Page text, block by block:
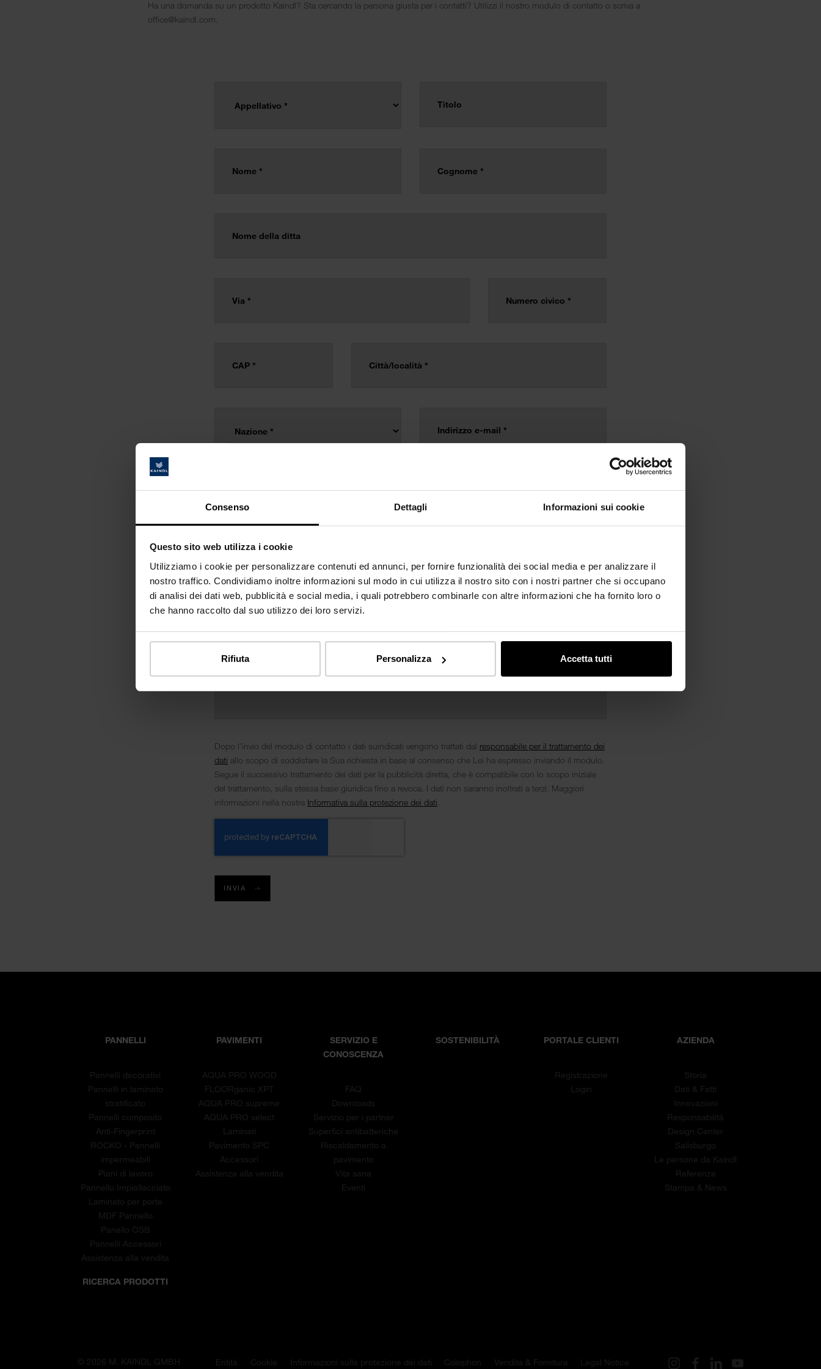
Consenso Dettagli Informazioni sui cookie
Questo sito web utilizza i cookie
Utilizziamo i cookie per personalizzare contenuti ed annunci, per fornire funzionalità dei social media e per analizzare il
nostro traffico. Condividiamo inoltre informazioni sul modo in cui utilizza il nostro sito con i nostri partner che si occupano
di analisi dei dati web, pubblicità e social media, i quali potrebbero combinarle con altre informazioni che ha fornito loro o
che hanno raccolto dal suo utilizzo dei loro servizi.
Rifiuta Personalizza Accetta tutti
Ha una domanda su un prodotto Kaindl? Sta cercando la persona giusta per i contatti? Utilizzi il nostro modulo di contatto o scriva a
office@kaindl.com.
Dopo l’invio del modulo di contatto i dati suindicati vengono trattati dal responsabile per il trattamento dei
dati allo scopo di soddisfare la Sua richiesta in base al consenso che Lei ha espresso inviando il modulo.
Segue il successivo trattamento dei dati per la pubblicità diretta, che è compatibile con lo scopo iniziale
del trattamento, sulla stessa base giuridica fino a revoca. I dati non saranno inoltrati a terzi. Maggiori
informazioni nella nostra Informativa sulla protezione dei dati
INVIA
PANNELLI
Pannelli decorativi
Pannelli in laminato
stratificato
Pannelli composito
Anti-Fingerprint
ROCKO - Pannelli
impermeabili
Piani di lavoro
Pannello Impiallacciato
Laminato per porte
MDF Pannello
Panello OSB
Pannelli Accessori
Assistenza alla vendita
PAVIMENTI
AQUA PRO WOOD
FLOORganic XPT
AQUA PRO supreme
AQUA PRO select
Laminati
Pavimento SPC
Accessori
Assistenza alla vendita
SERVIZIO E
CONOSCENZA
FAQ
Downloads
Servizio per i partner
Superfici antibatteriche
Riscaldamento a
pavimento
Vita sana
Eventi
SOSTENIBILITÀ PORTALE CLIENTI
Registrazione
Login
AZIENDA
Storia
Dati & Fatti
Innovazioni
Responsabilità
Design Center
Salisburgo
Le persone da Kaindl
Referenze
Stampa & News
RICERCA PRODOTTI
Entità Cookie Informazioni sulla protezione dei dati Colophon Vendita & Fornitura Legal Notice
© 2026 M. KAINDL GMBH